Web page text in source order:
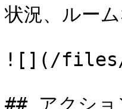
状況、ルー
![](/files/
## アクショ